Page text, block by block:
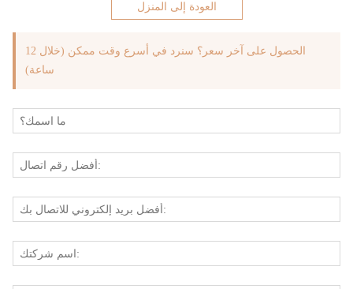
العودة إلى المنزل
الحصول على آخر سعر؟ سنرد في أسرع وقت ممكن (خلال 12
ساعة)